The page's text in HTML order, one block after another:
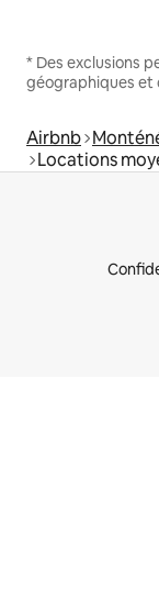
* Des exclusions
géographiques et
Airbnb
Locations